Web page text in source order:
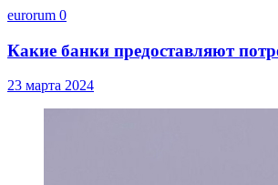
eurorum 0
Какие банки предоставляют
23 марта 2024